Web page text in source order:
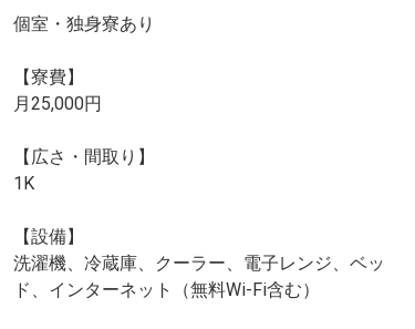
個室・独身寮あり
【寮費】
月25,000円
【広さ・間取り】
1K
【設備】
洗濯機、冷蔵庫、クーラー、電子レンジ、ベッ
ド、インターネット（無料Wi-Fi含む）